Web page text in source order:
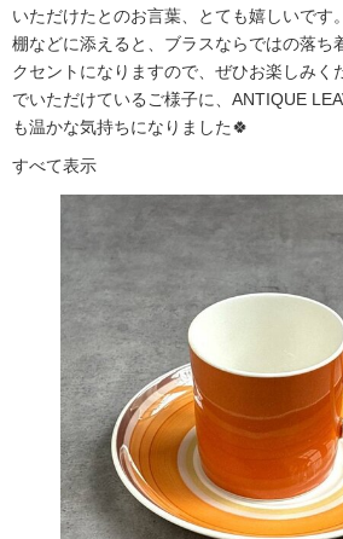
いただけたとのお言葉、とても嬉しいです
棚などに添えると、ブラスならではの落ち
クセントになりますので、ぜひお楽しみく
でいただけているご様子に、ANTIQUE
も温かな気持ちになりました🍀
すべて表示